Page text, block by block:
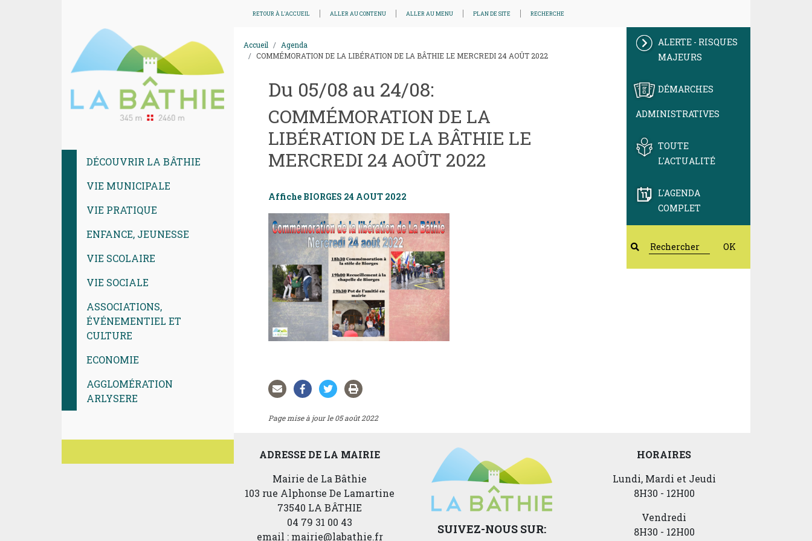
RETOUR À L'ACCUEIL ALLER AU CONTENU ALLER AU MENU PLAN DE SITE RECHERCHE
DÉCOUVRIR LA BÂTHIE
VIE MUNICIPALE
VIE PRATIQUE
ENFANCE, JEUNESSE
VIE SCOLAIRE
VIE SOCIALE
ASSOCIATIONS,
ÉVÉNEMENTIEL ET
CULTURE
ECONOMIE
AGGLOMÉRATION
ARLYSERE
Accueil
Agenda
COMMÉMORATION DE LA LIBÉRATION DE LA BÂTHIE LE MERCREDI 24 AOÛT 2022
Du 05/08 au 24/08:
COMMÉMORATION DE LA
LIBÉRATION DE LA BÂTHIE LE
MERCREDI 24 AOÛT 2022
Affiche BIORGES 24 AOUT 2022
Page mise à jour le 05 août 2022
ALERTE - RISQUES
MAJEURS
DÉMARCHES
ADMINISTRATIVES
TOUTE
L'ACTUALITÉ
L'AGENDA
COMPLET
OK
ADRESSE DE LA MAIRIE
Mairie de La Bâthie
103 rue Alphonse De Lamartine
73540 LA BÂTHIE
04 79 31 00 43
email : mairie@labathie.fr
SUIVEZ-NOUS SUR:
HORAIRES
Lundi, Mardi et Jeudi
8H30 - 12H00
Vendredi
8H30 - 12H00